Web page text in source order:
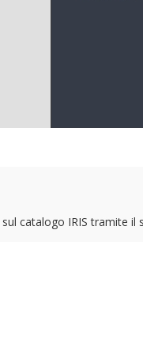
catalogo IRIS tramite il